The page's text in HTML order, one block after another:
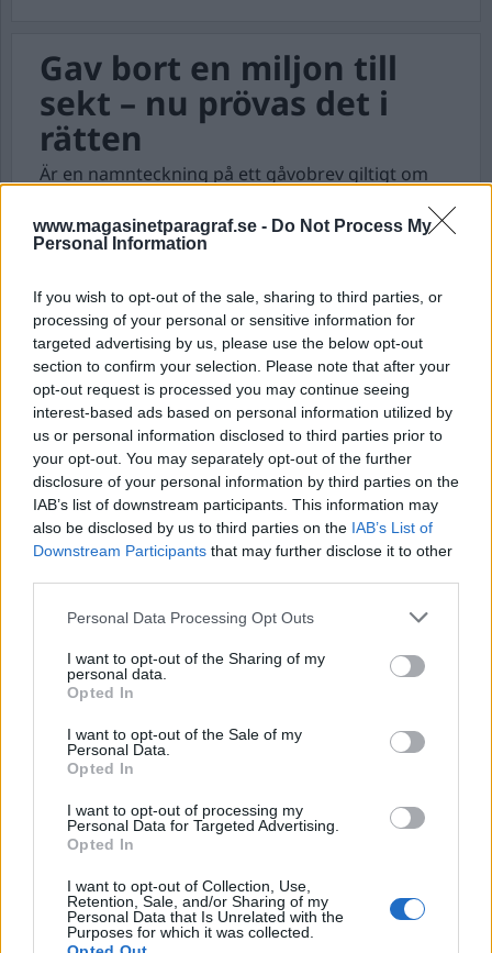
www.magasinetparagraf.se - Do Not Process My
Personal Information
If you wish to opt-out of the sale, sharing to third parties, or
processing of your personal or sensitive information for
targeted advertising by us, please use the below opt-out
section to confirm your selection. Please note that after your
opt-out request is processed you may continue seeing
interest-based ads based on personal information utilized by
us or personal information disclosed to third parties prior to
your opt-out. You may separately opt-out of the further
disclosure of your personal information by third parties on the
IAB’s list of downstream participants. This information may
also be disclosed by us to third parties on the IAB’s List of
Downstream Participants that may further disclose it to other
Personal Data Processing Opt Outs
I want to opt-out of the Sharing of my
personal data.
Opted In
I want to opt-out of the Sale of my
Personal Data.
Opted In
I want to opt-out of processing my
Personal Data for Targeted Advertising.
Opted In
I want to opt-out of Collection, Use,
Retention, Sale, and/or Sharing of my
Personal Data that Is Unrelated with the
Purposes for which it was collected.
Gav bort en miljon till
sekt – nu prövas det i
rätten
Är en namnteckning på ett gåvobrev giltigt om
Frågan har för första gången tagits upp till
rättslig prövning vid en rättegång i Nyköping. Två
upphävt med hänvändelse till att de varit under
så stark påverkan och varit så rädda för sektens
ledare att de inte hade något annat val än att
skriva på.
Knutby del 8: Blev även
Heléne mördad?
Det var med Knutby Filadelfia församling som
med Helge Fossmo – vid hans första hustru,
Helénes död, gick församlingen sönder. Men den
hade spårat ur redan innan dess.
Ny SÄPO-chef
Vem blir ny chef för den svenska
säkerhetspolisen, SÄPO? Skvallret i polishusets
och justitiedepartementets korridor är bitvis
skrämmande.
Mord utan lik
Då och då blir någon åtalad för mord utan att
polisen har hittat något lik. Men utan lik är det
svårt att bevisa att någon har blivit mördad.